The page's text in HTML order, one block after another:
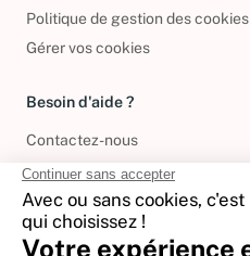
Politique de gestion des cookies
Gérer vos cookies
Besoin d'aide ?
Contactez-nous
International